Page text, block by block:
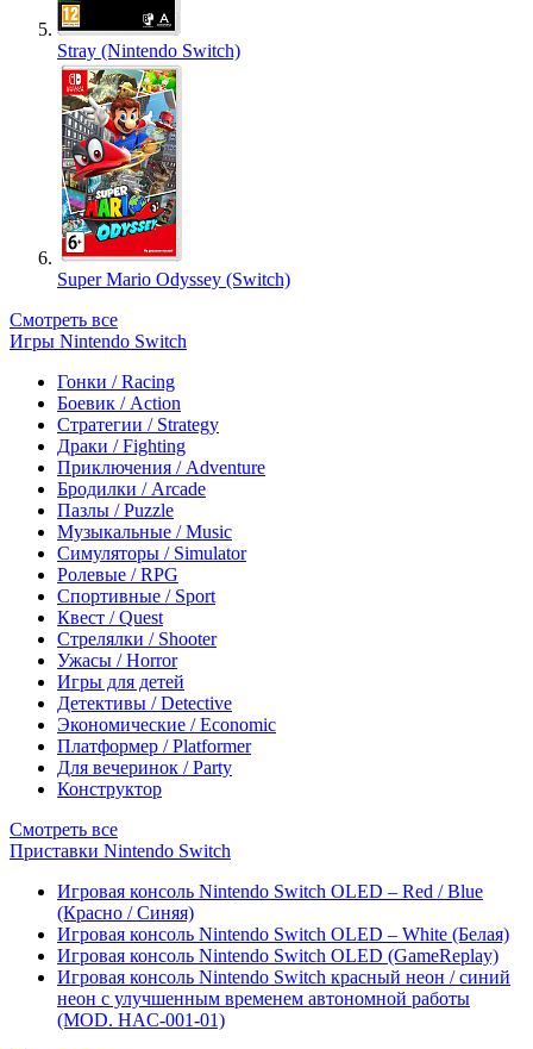
Stray (Nintendo Switch)
Super Mario Odyssey (Switch)
Смотреть все
Игры Nintendo Switch
Гонки / Racing
Боевик / Action
Стратегии / Strategy
Драки / Fighting
Приключения / Adventure
Бродилки / Arcade
Пазлы / Puzzle
Музыкальные / Music
Симуляторы / Simulator
Ролевые / RPG
Спортивные / Sport
Квест / Quest
Стрелялки / Shooter
Ужасы / Horror
Игры для детей
Детективы / Detective
Экономические / Economic
Платформер / Platformer
Для вечеринок / Party
Конструктор
Смотреть все
Приставки Nintendo Switch
Игровая консоль Nintendo Switch OLED – Red / Blue
(Красно / Синяя)
Игровая консоль Nintendo Switch OLED – White (Белая)
Игровая консоль Nintendo Switch OLED (GameReplay)
Игровая консоль Nintendo Switch красный неон / синий
неон с улучшенным временем автономной работы
(MOD. HAC-001-01)